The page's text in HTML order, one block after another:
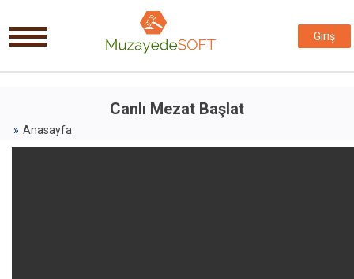
Giriş
Canlı Mezat Başlat
Anasayfa